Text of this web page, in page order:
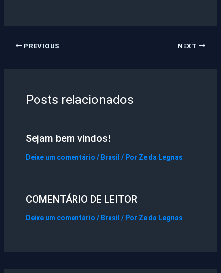
PREVIOUS NEXT
Posts relacionados
Sejam bem vindos!
Deixe um comentário / Brasil / Por Ze da Legnas
COMENTÁRIO DE LEITOR
Deixe um comentário / Brasil / Por Ze da Legnas